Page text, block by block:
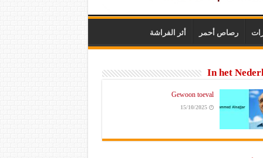
رصاص أحمر أثر الفراشة
In het
Gewoon toeval
15/10/2025